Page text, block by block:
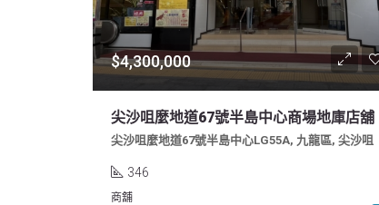
$4,300,000
尖沙咀麼地道67號半島中心商場地庫店舖
尖沙咀麼地道67號半島中心LG55A, 九龍區, 尖沙咀
346
商舖